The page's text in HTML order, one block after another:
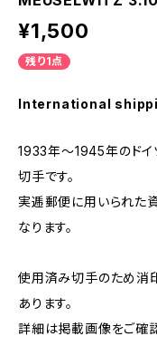
¥1,500
残り1点
International
1933年～1945年のドイ
切手です。
実逓郵便に用いられた
なります。
使用済み切手のため消
あります。
詳細は掲載画像をご確認